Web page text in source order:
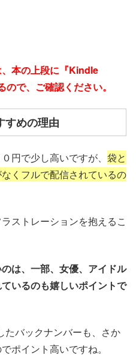
本の上段に『Kindle
で、ご確認ください。
めの理由
円で少し高いですが、 袋と
くフルで配信されているの
ストレーションを抱えるこ
は、一部、女優、アイドル
いるのも嬉しいポイントで
たバックナンバーも、さか
ポイント高いですね。